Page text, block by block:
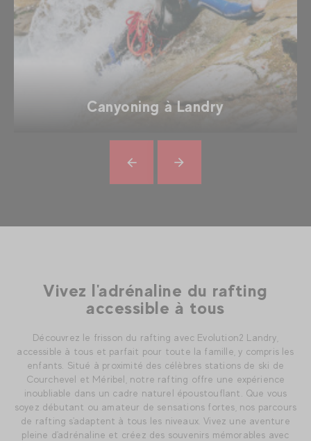
Canyoning à Landry
Précédent
En
savoir
Vivez l'adrénaline du rafting
accessible à tous
Découvrez le frisson du rafting avec Evolution2 Landry,
accessible à tous et parfait pour toute la famille, y compris les
enfants. Situé à proximité des célèbres stations de ski de
Courchevel et Méribel, notre rafting offre une expérience
inoubliable dans un cadre naturel époustouflant. Que vous
soyez débutant ou amateur de sensations fortes, nos parcours
de rafting s'adaptent à tous les niveaux. Vivez une aventure
pleine d'adrénaline et créez des souvenirs mémorables avec